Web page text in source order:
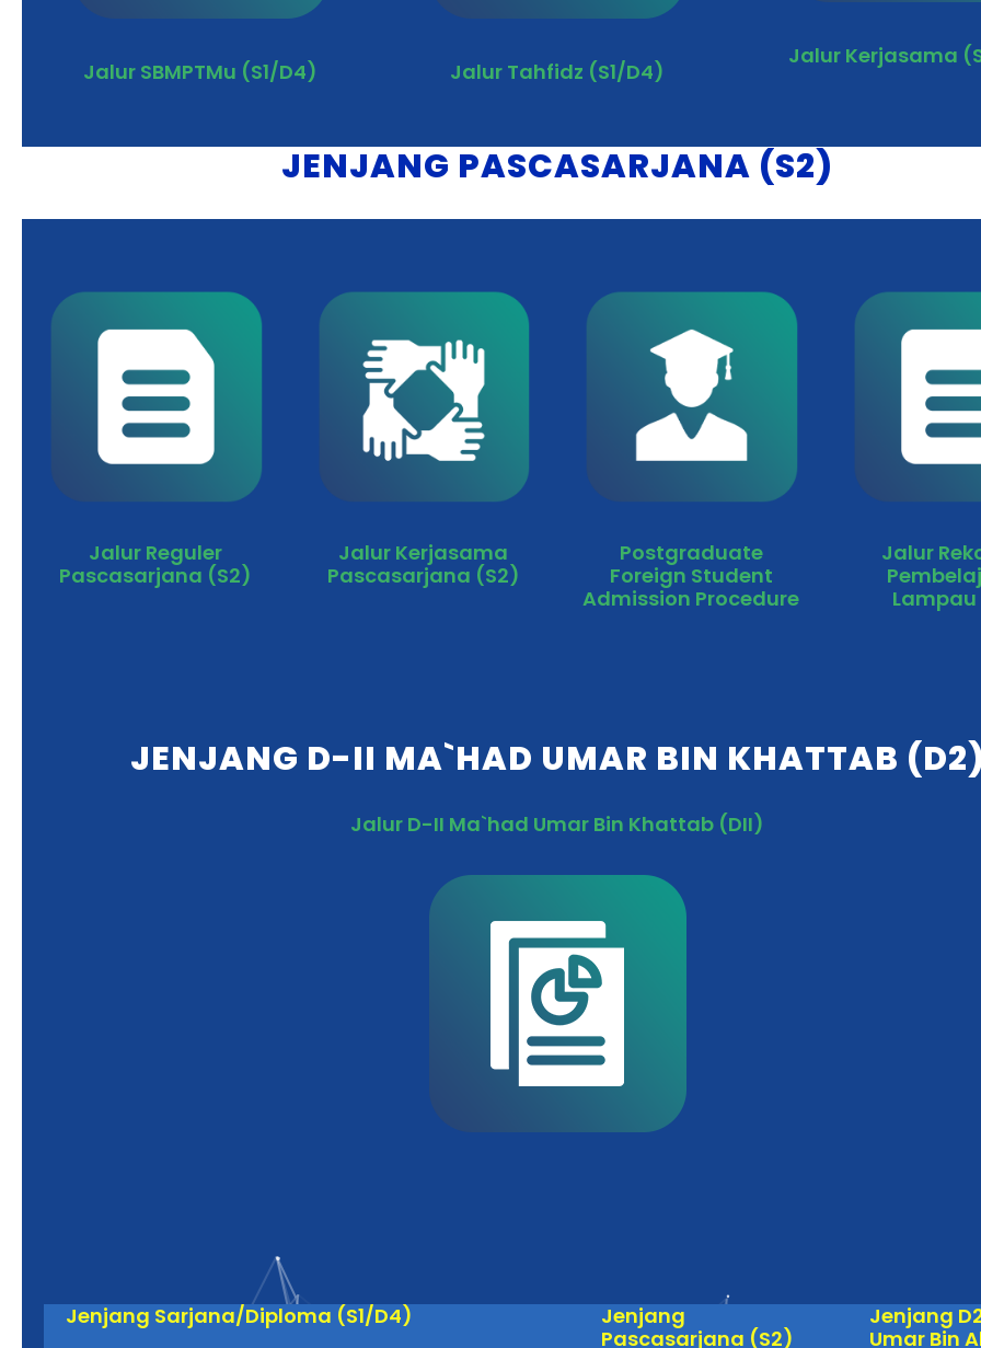
Jalur SBMPTMu (S1/D4) Jalur Tahfidz (S1/D4)
Jalur Kerjasama
JENJANG PASCASARJANA (S2)
Jalur Reguler
Pascasarjana (S2)
Jalur Kerjasama
Pascasarjana (S2)
Postgraduate
Foreign Student
Admission Procedure
Jalur
JENJANG D-II MA`HAD UMAR BIN KHATTAB
Jalur D-II Ma`had Umar Bin Khattab (DII)
Jenjang Sarjana/Diploma (S1/D4)
Jenjang
Pascasarjana (S2)
Jenjang
Umar Bin